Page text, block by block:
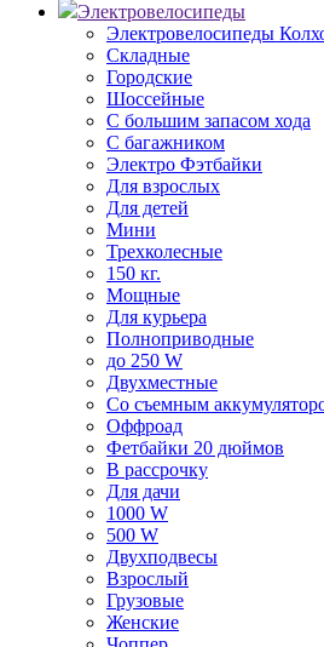
Электровелосипеды
Электровелосипеды
Складные
Городские
Шоссейные
С большим запасом хода
С багажником
Электро Фэтбайки
Для взрослых
Для детей
Мини
Трехколесные
150 кг.
Мощные
Для курьера
Полноприводные
до 250 W
Двухместные
Со съемным
Оффроад
Фетбайки 20 дюймов
В рассрочку
Для дачи
1000 W
500 W
Двухподвесы
Взрослый
Грузовые
Женские